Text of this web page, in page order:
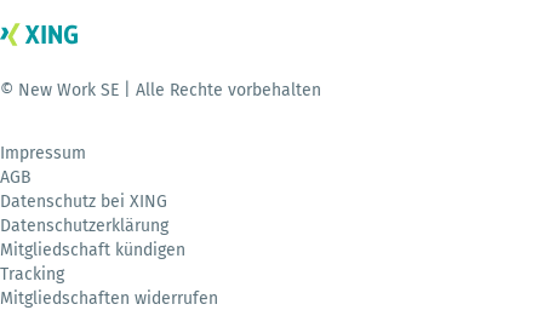
© New Work SE | Alle Rechte vorbehalten
Impressum
AGB
Datenschutz bei XING
Datenschutzerklärung
Mitgliedschaft kündigen
Tracking
Mitgliedschaften widerrufen